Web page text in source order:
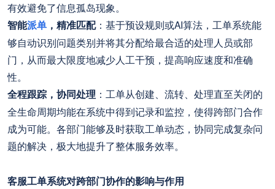
有效避免了信息孤岛现象。
智能派单 ，精准匹配：基于预设规则或AI算法，工单系统能
够自动识别问题类别并将其分配给最合适的处理人员或部
门，从而最大限度地减少人工干预，提高响应速度和准确
性。
全程跟踪，协同处理 ：工单从创建、流转、处理直至关闭的
全生命周期均能在系统中得到记录和监控，使得跨部门合作
成为可能。各部门能够及时获取工单动态，协同完成复杂问
题的解决，极大地提升了整体服务效率。
客服工单系统对跨部门协作的影响与作用